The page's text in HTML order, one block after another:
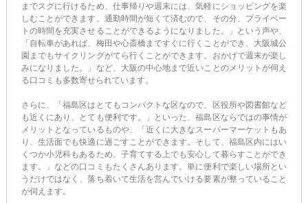
までスグに行けるため、仕事帰りや週末には、気軽にショッピングを楽
しむことができます。通勤時間が短くて済むので、その分、プライベー
トの時間を充実させることができるようになりました。」という声や、
「自転車があれば、梅田や心斎橋まですぐに行くことができ、大阪城公
園までもサイクリングがてら行くことができます。おかげで週末が楽し
みになりました。」など、大阪の中心地まで近いことのメリットが伺え
る口コミも多数寄せられています。
さらに、「福島区はとてもコンパクトな区なので、区役所や図書館など
も近くにあり、とても便利です。」といった、福島区ならではの事情が
メリットとなっているものや、「近くに大きなスーパーマーケットもあ
り、生活面でも快適に過ごすことができます。そして、福島区内にはい
くつか小児科もあるため、子育てする上でも安心して暮らすことができ
ます。」などの口コミもたくさんあります。単に便利で楽しい場所とい
うだけではなく、落ち着いて生活を営んでいける要素が整っていること
が伺えます。